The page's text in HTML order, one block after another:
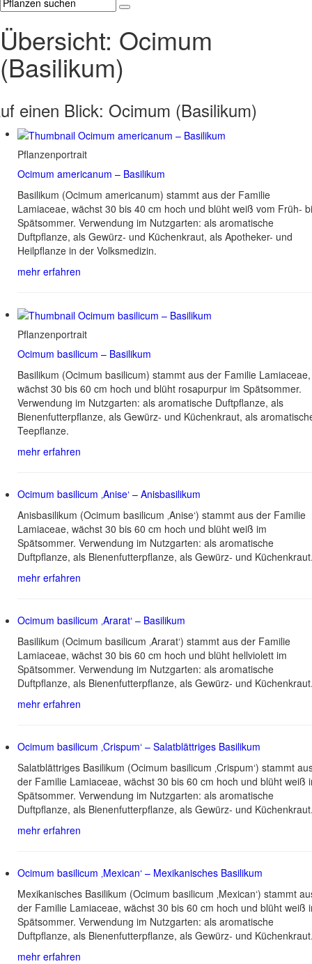
Übersicht: Ocimum
(Basilikum)
einen Blick: Ocimum (Basilikum)
Pflanzenportrait
Ocimum americanum – Basilikum
Basilikum (Ocimum americanum) stammt aus der Familie
Lamiaceae, wächst 30 bis 40 cm hoch und blüht weiß vom Früh-
Spätsommer. Verwendung im Nutzgarten: als aromatische
Duftpflanze, als Gewürz- und Küchenkraut, als Apotheker- und
Heilpflanze in der Volksmedizin.
mehr erfahren
Pflanzenportrait
Ocimum basilicum – Basilikum
Basilikum (Ocimum basilicum) stammt aus der Familie Lamiaceae,
wächst 30 bis 60 cm hoch und blüht rosapurpur im Spätsommer.
Verwendung im Nutzgarten: als aromatische Duftpflanze, als
Bienenfutterpflanze, als Gewürz- und Küchenkraut, als
Teepflanze.
mehr erfahren
Ocimum basilicum ‚Anise‘ – Anisbasilikum
Anisbasilikum (Ocimum basilicum ‚Anise‘) stammt aus der Familie
Lamiaceae, wächst 30 bis 60 cm hoch und blüht weiß im
Spätsommer. Verwendung im Nutzgarten: als aromatische
Duftpflanze, als Bienenfutterpflanze, als Gewürz- und
mehr erfahren
Ocimum basilicum ‚Ararat‘ – Basilikum
Basilikum (Ocimum basilicum ‚Ararat‘) stammt aus der Familie
Lamiaceae, wächst 30 bis 60 cm hoch und blüht hellviolett im
Spätsommer. Verwendung im Nutzgarten: als aromatische
Duftpflanze, als Bienenfutterpflanze, als Gewürz- und
mehr erfahren
Ocimum basilicum ‚Crispum‘ – Salatblättriges Basilikum
Salatblättriges Basilikum (Ocimum basilicum ‚Crispum‘) stammt
der Familie Lamiaceae, wächst 30 bis 60 cm hoch und blüht weiß
Spätsommer. Verwendung im Nutzgarten: als aromatische
Duftpflanze, als Bienenfutterpflanze, als Gewürz- und
mehr erfahren
Ocimum basilicum ‚Mexican‘ – Mexikanisches Basilikum
Mexikanisches Basilikum (Ocimum basilicum ‚Mexican‘) stammt
der Familie Lamiaceae, wächst 30 bis 60 cm hoch und blüht weiß
Spätsommer. Verwendung im Nutzgarten: als aromatische
Duftpflanze, als Bienenfutterpflanze, als Gewürz- und
mehr erfahren